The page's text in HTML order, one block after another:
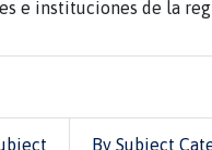
e instituciones de la
By Subject